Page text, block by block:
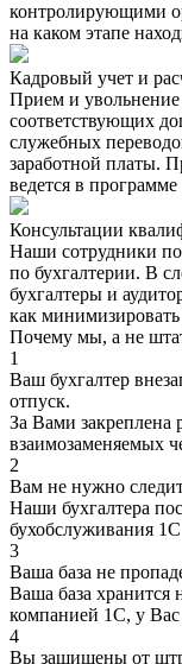
контролирующими
на каком этапе
Кадровый учет и
Прием и увольнение
соответствующих
служебных
заработной платы.
ведется в
Консультации
Наши сотрудники
по бухгалтерии. В
бухгалтеры и
как
Почему мы, а не
1
Ваш бухгалтер
отпуск.
За Вами закреплена
взаимозаменяемых
2
Вам не нужно
Наши бухгалтера
бухобслуживания 1С
3
Ваша база не
Ваша база хранится
компанией 1С, у Вас
4
Вы защищены от